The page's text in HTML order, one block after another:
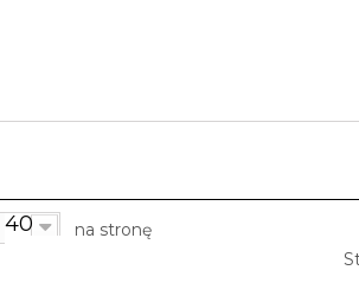
40 na stronę